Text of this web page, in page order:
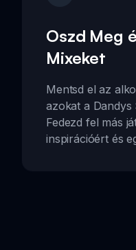
Oszd Meg
Mixeket
Mentsd el az
azokat a
Fedezd fel más
inspirációért és